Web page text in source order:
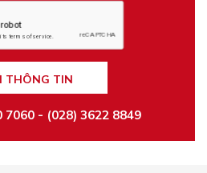
THÔNG TIN
7060 - (028) 3622 8849